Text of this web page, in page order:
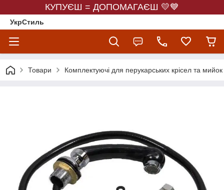
КУПУЄШ = ДОПОМАГАЄШ 💛💙
УкрСтиль
Товари Комплектуючі для перукарських крісел та мийок